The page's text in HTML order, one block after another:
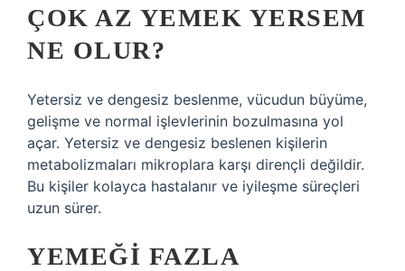
ÇOK AZ YEMEK YERSEM
NE OLUR?
Yetersiz ve dengesiz beslenme, vücudun büyüme,
gelişme ve normal işlevlerinin bozulmasına yol
açar. Yetersiz ve dengesiz beslenen kişilerin
metabolizmaları mikroplara karşı dirençli değildir.
Bu kişiler kolayca hastalanır ve iyileşme süreçleri
uzun sürer.
YEMEĞI FAZLA